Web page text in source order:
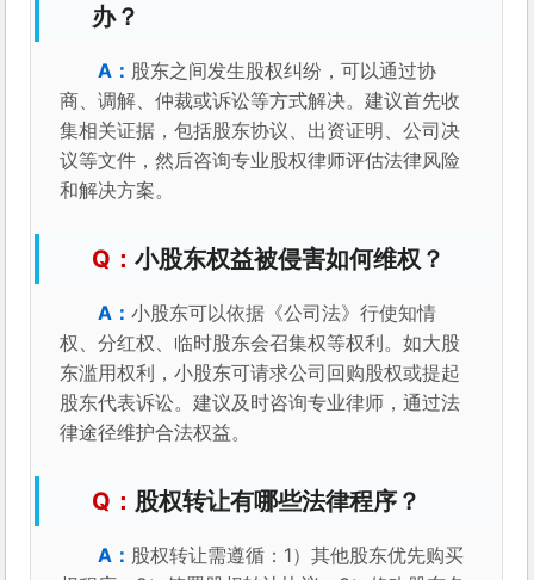
办？
股东之间发生股权纠纷，可以通过协
商、调解、仲裁或诉讼等方式解决。建议首先收
集相关证据，包括股东协议、出资证明、公司决
议等文件，然后咨询专业股权律师评估法律风险
和解决方案。
小股东权益被侵害如何维权？
小股东可以依据《公司法》行使知情
权、分红权、临时股东会召集权等权利。如大股
东滥用权利，小股东可请求公司回购股权或提起
股东代表诉讼。建议及时咨询专业律师，通过法
律途径维护合法权益。
股权转让有哪些法律程序？
股权转让需遵循：1）其他股东优先购买